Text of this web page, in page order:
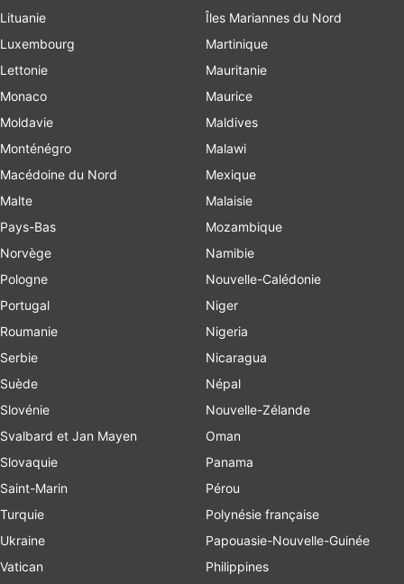
Lituanie
Luxembourg
Lettonie
Monaco
Moldavie
Monténégro
Macédoine du Nord
Malte
Pays-Bas
Norvège
Pologne
Portugal
Roumanie
Serbie
Suède
Slovénie
Svalbard et Jan Mayen
Slovaquie
Saint-Marin
Turquie
Ukraine
Vatican
Îles Mariannes du Nord
Martinique
Mauritanie
Maurice
Maldives
Malawi
Mexique
Malaisie
Mozambique
Namibie
Nouvelle-Calédonie
Niger
Nigeria
Nicaragua
Népal
Nouvelle-Zélande
Oman
Panama
Pérou
Polynésie française
Papouasie-Nouvelle-Guinée
Philippines